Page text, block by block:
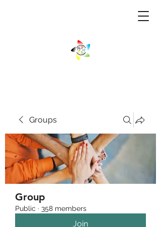
Groups
Group
Public · 358 members
Join